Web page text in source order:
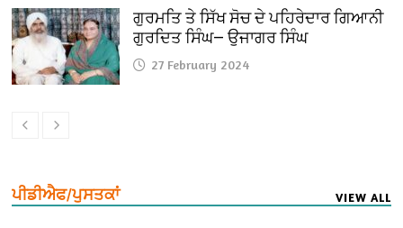
ਗੁਰਮਤਿ ਤੇ ਸਿੱਖ ਸੋਚ ਦੇ ਪਹਿਰੇਦਾਰ ਗਿਆਨੀ
ਗੁਰਦਿਤ ਸਿੰਘ— ਉਜਾਗਰ ਸਿੰਘ
27 February 2024
ਪੀਡੀਐਫ/ਪੁਸਤਕਾਂ VIEW ALL